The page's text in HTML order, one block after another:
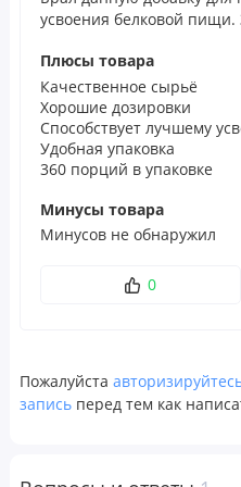
Пепсин
Корень горечавки (Gentiana lutea)
† Суточная норма не определена.
кислота, силикат магния.
усвоения белковой
Плюсы товара
Качественное сырьё
Хорошие дозировки
Способствует лучшему
Удобная упаковка
360 порций в упаковке
Минусы товара
Минусов не обнаружил
0
Пожалуйста
запись перед тем как